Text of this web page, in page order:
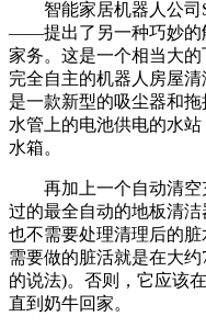
智能家居机器人公司
——提出了另一种巧妙的
家务。这是一个相当大
完全自主的机器人房屋
是一款新型的吸尘器和
水管上的电池供电的水
水箱。
再加上一个自动清空
过的最全自动的地板清洁
也不需要处理清理后的
需要做的脏活就是在大
的说法)。否则，它应该
直到奶牛回家。